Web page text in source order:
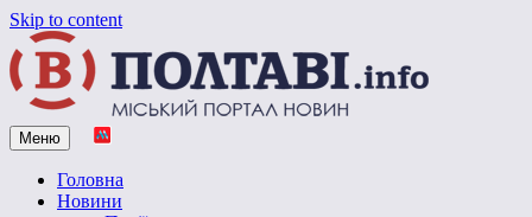
Skip to content
Vpoltave.info
Полтавський портал новин
Меню
Головна
Новини